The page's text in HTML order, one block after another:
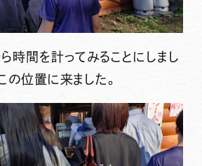
間を計ってみることにしまし
の位置に来ました。